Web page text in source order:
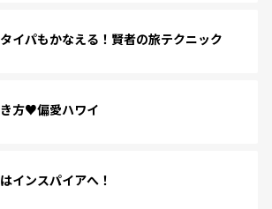
イパもかなえる！賢者の旅テクニック
方♥偏愛ハワイ
インスパイアへ！